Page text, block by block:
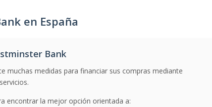
en España
Bank
muchas medidas para financiar sus compras mediante
encontrar la mejor opción orientada a: